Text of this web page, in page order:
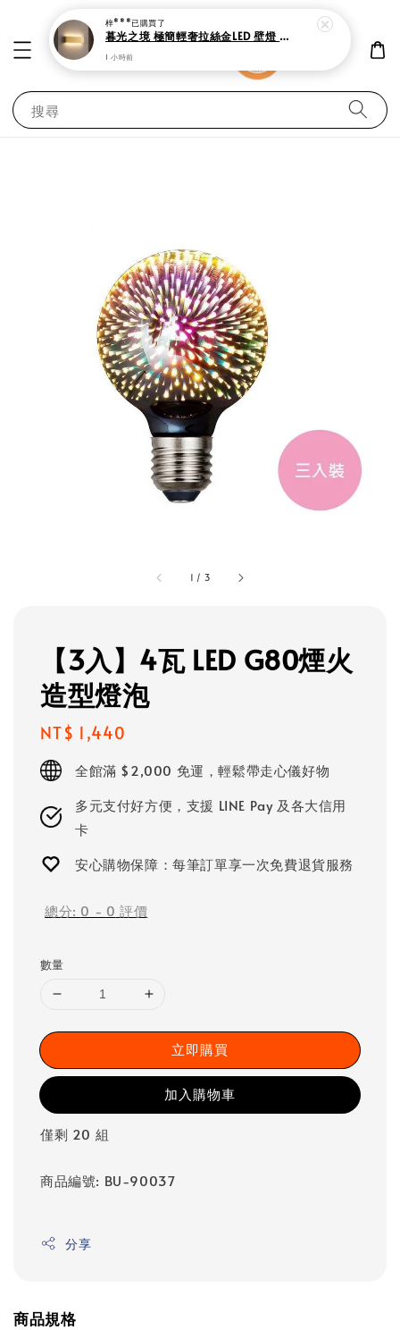
搜尋
1 / 3
【3入】4瓦 LED G80煙火
造型燈泡
Regular
price
NT$ 1,440
全館滿 $2,000 免運，輕鬆帶走心儀好物
多元支付好方便，支援 LINE Pay 及各大信用
卡
安心購物保障：每筆訂單享一次免費退貨服務
總分: 0 - 0 評價
數量
立即購買
加入購物車
僅剩 20 組
商品編號: BU-90037
分享
商品規格